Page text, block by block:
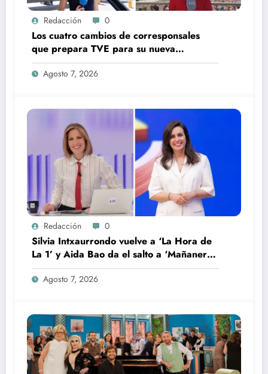
Redacción 0
Los cuatro cambios de corresponsales
que prepara TVE para su nueva
temporada
Agosto 7, 2026
Redacción 0
Silvia Intxaurrondo vuelve a ‘La Hora de
La 1’ y Aida Bao da el salto a ‘Mañaneros
360’
Agosto 7, 2026